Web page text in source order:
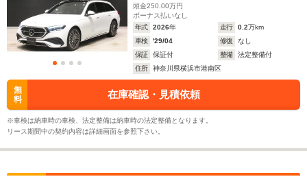
頭金250.00万円
ボーナス払いなし
年式
2026年 走行 0.2万km
車検
'29/04 修復
なし
保証
保証付 整備
法定整備付
住所
神奈川県横浜市港南区
無
料
在庫確認・見積依頼
※車検は納車時の車検、法定整備は納車時の法定整備となります。
リース期間中の契約内容は詳細画面を参照下さい。